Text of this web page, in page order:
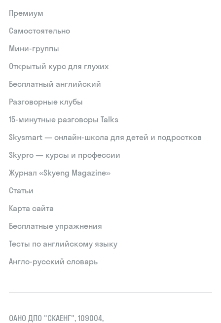
Премиум
Самостоятельно
Мини-группы
Открытый курс для глухих
Бесплатный английский
Разговорные клубы
15‑минутные разговоры Talks
Skysmart — онлайн-школа для детей и подростков
Skypro — курсы и профессии
Журнал «Skyeng Magazine»
Статьи
Карта сайта
Бесплатные упражнения
Тесты по английскому языку
Англо-русский словарь
ОАНО ДПО "СКАЕНГ", 109004,